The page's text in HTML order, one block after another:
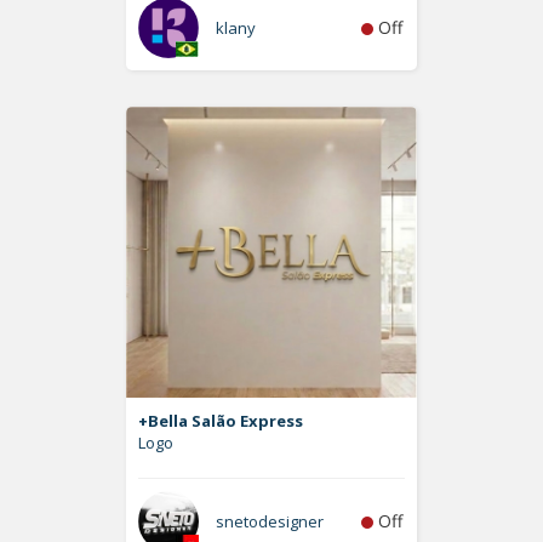
klany Off
+Bella Salão Express
Logo
snetodesigner Off